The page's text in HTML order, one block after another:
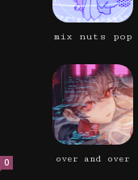
0
mix nuts pop
over and over